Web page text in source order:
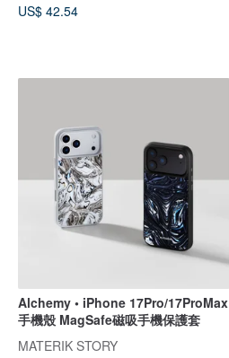
US$ 42.54
Alchemy • iPhone 17Pro/17ProMax
手機殼 MagSafe磁吸手機保護套
MATERIK STORY